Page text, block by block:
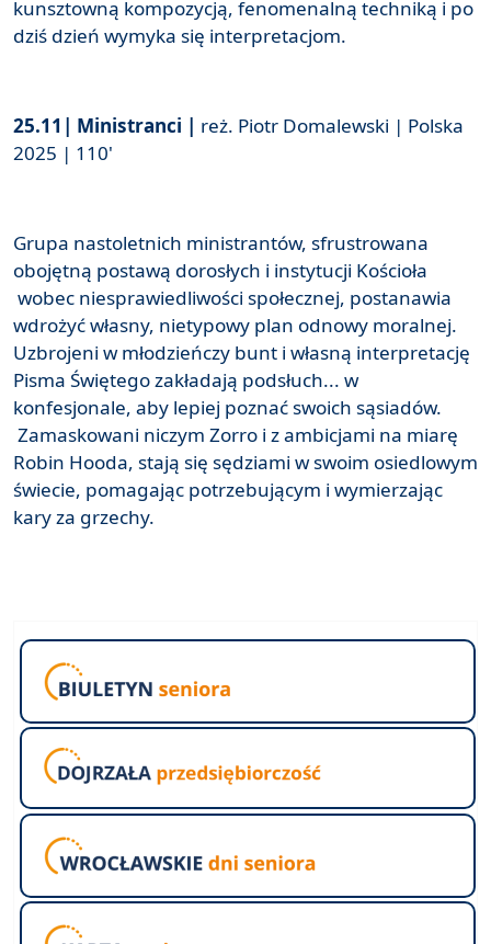
kunsztowną kompozycją, fenomenalną techniką i po
dziś dzień wymyka się interpretacjom.
25.11| Ministranci | reż. Piotr Domalewski | Polska
2025 | 110'
Grupa nastoletnich ministrantów, sfrustrowana
obojętną postawą dorosłych i instytucji Kościoła
wobec niesprawiedliwości społecznej, postanawia
wdrożyć własny, nietypowy plan odnowy moralnej.
Uzbrojeni w młodzieńczy bunt i własną interpretację
Pisma Świętego zakładają podsłuch... w
konfesjonale, aby lepiej poznać swoich sąsiadów.
Zamaskowani niczym Zorro i z ambicjami na miarę
Robin Hooda, stają się sędziami w swoim osiedlowym
świecie, pomagając potrzebującym i wymierzając
kary za grzechy.